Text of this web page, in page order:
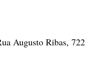
Augusto Ribas, 722